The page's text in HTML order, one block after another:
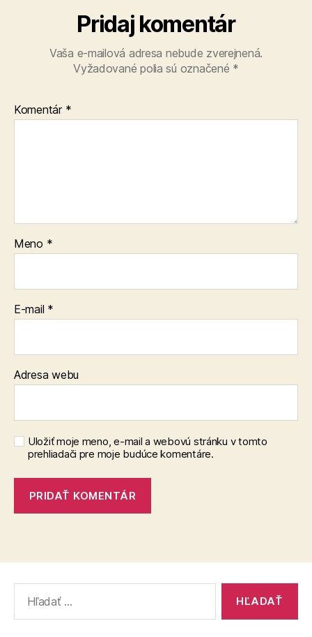
Pridaj komentár
Vaša e-mailová adresa nebude zverejnená.
Vyžadované polia sú označené *
Komentár *
Meno *
E-mail *
Adresa webu
Uložiť moje meno, e-mail a webovú stránku v tomto
prehliadači pre moje budúce komentáre.